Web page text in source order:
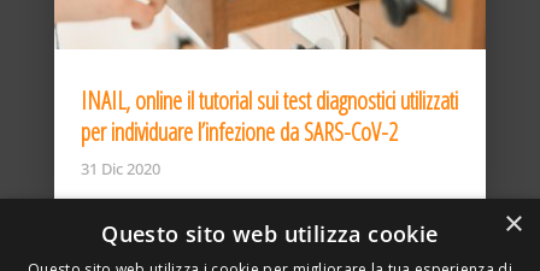
INAIL, online il tutorial sui test diagnostici utilizzati
per individuare l’infezione da SARS-CoV-2
31 Dic 2020
×
Questo sito web utilizza cookie